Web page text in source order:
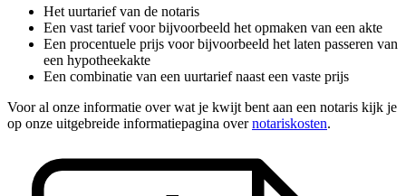
Het uurtarief van de notaris
Een vast tarief voor bijvoorbeeld het opmaken van een akte
Een procentuele prijs voor bijvoorbeeld het laten passeren van
een hypotheekakte
Een combinatie van een uurtarief naast een vaste prijs
Voor al onze informatie over wat je kwijt bent aan een notaris kijk je
op onze uitgebreide informatiepagina overnotariskosten.